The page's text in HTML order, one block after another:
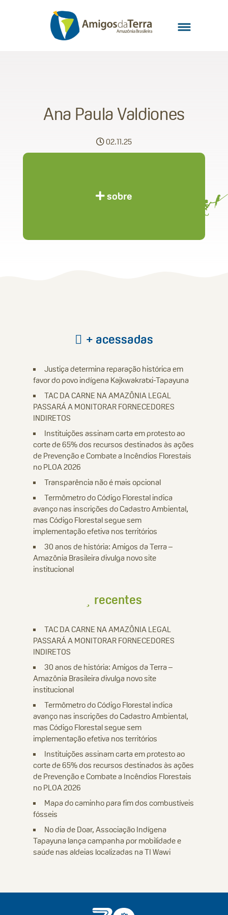
Ana Paula Valdiones
02.11.25
sobre
+ acessadas
Justiça determina reparação histórica em
favor do povo indígena Kajkwakratxi-Tapayuna
TAC DA CARNE NA AMAZÔNIA LEGAL
PASSARÁ A MONITORAR FORNECEDORES
INDIRETOS
Instituições assinam carta em protesto ao
corte de 65% dos recursos destinados às ações
de Prevenção e Combate a Incêndios Florestais
no PLOA 2026
Transparência não é mais opcional
Termômetro do Código Florestal indica
avanço nas inscrições do Cadastro Ambiental,
mas Código Florestal segue sem
implementação efetiva nos territórios
30 anos de história: Amigos da Terra –
Amazônia Brasileira divulga novo site
institucional
recentes
TAC DA CARNE NA AMAZÔNIA LEGAL
PASSARÁ A MONITORAR FORNECEDORES
INDIRETOS
30 anos de história: Amigos da Terra –
Amazônia Brasileira divulga novo site
institucional
Termômetro do Código Florestal indica
avanço nas inscrições do Cadastro Ambiental,
mas Código Florestal segue sem
implementação efetiva nos territórios
Instituições assinam carta em protesto ao
corte de 65% dos recursos destinados às ações
de Prevenção e Combate a Incêndios Florestais
no PLOA 2026
Mapa do caminho para fim dos combustíveis
fósseis
No dia de Doar, Associação Indígena
Tapayuna lança campanha por mobilidade e
saúde nas aldeias localizadas na TI Wawi